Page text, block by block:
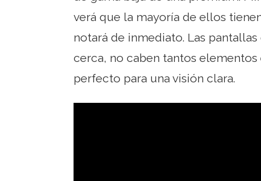
verá que la mayoría de ellos
notará de inmediato. Las
cerca, no caben tantos
perfecto para una visión clara.